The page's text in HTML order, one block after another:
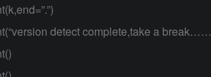
detect complete,take a